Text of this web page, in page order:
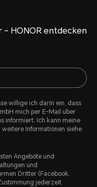
HONOR entdecken
willige ich darin ein, dass
mich per E-Mail uber
informiert. Ich kann meine
Informationen siehe
Angebote und
und
Dritter (Facebook,
jederzeit